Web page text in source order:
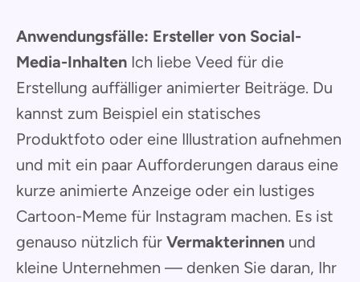
Anwendungsfälle: Ersteller von Social-
Media-Inhalten Ich liebe Veed für die
Erstellung auffälliger animierter Beiträge. Du
kannst zum Beispiel ein statisches
Produktfoto oder eine Illustration aufnehmen
und mit ein paar Aufforderungen daraus eine
kurze animierte Anzeige oder ein lustiges
Cartoon-Meme für Instagram machen. Es ist
genauso nützlich für Vermakterinnen und
kleine Unternehmen — denken Sie daran, Ihr